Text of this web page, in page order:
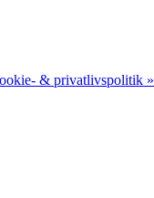
& privatlivspolitik »